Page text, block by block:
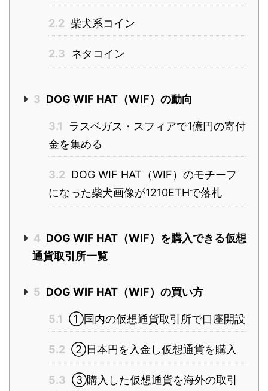
2.2 柴犬系コイン
2.3 ネタコイン
3 DOG WIF HAT（WIF）の動向
3.1
ラスベガス・スフィアで1億円の寄付
金を集める
3.2 DOG WIF HAT（WIF）のモチーフ
になった柴犬画像が1210ETHで落札
4 DOG WIF HAT（WIF）を購入できる仮想
通貨取引所一覧
5 DOG WIF HAT（WIF）の買い方
5.1 ①国内の仮想通貨取引所で口座開設
5.2 ②日本円を入金し仮想通貨を購入
5.3 ③購入した仮想通貨を海外の取引